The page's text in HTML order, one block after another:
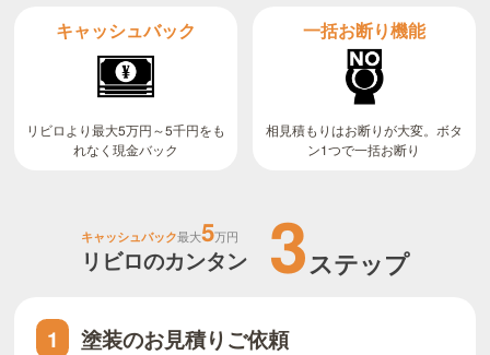
キャッシュバック
リビロより最大5万円～5千円をも
れなく現金バック
一括お断り機能
相見積もりはお断りが大変。ボタ
ン1つで一括お断り
キャッシュバック最大5万円
リビロのカンタン 3ステップ
1 塗装のお見積りご依頼